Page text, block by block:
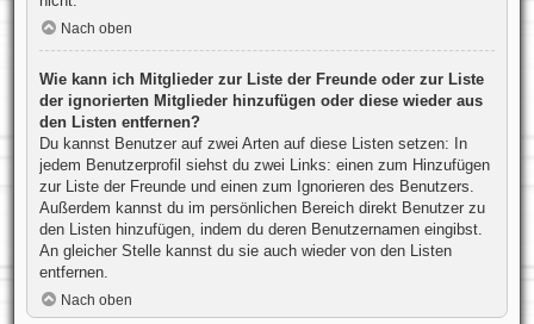
Nach oben
Wie kann ich Mitglieder zur Liste der Freunde oder zur Liste
der ignorierten Mitglieder hinzufügen oder diese wieder aus
den Listen entfernen?
Du kannst Benutzer auf zwei Arten auf diese Listen setzen: In
jedem Benutzerprofil siehst du zwei Links: einen zum Hinzufügen
zur Liste der Freunde und einen zum Ignorieren des Benutzers.
Außerdem kannst du im persönlichen Bereich direkt Benutzer zu
den Listen hinzufügen, indem du deren Benutzernamen eingibst.
An gleicher Stelle kannst du sie auch wieder von den Listen
entfernen.
Nach oben